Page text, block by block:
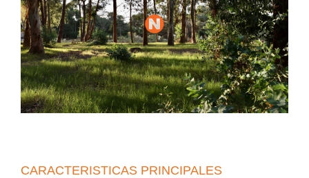
CARACTERISTICAS PRINCIPALES